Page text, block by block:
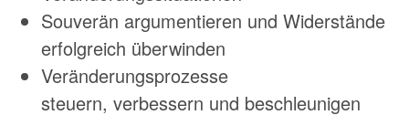
Souverän argumentieren und Widerstände
erfolgreich überwinden
Veränderungsprozesse
steuern, verbessern und beschleunigen